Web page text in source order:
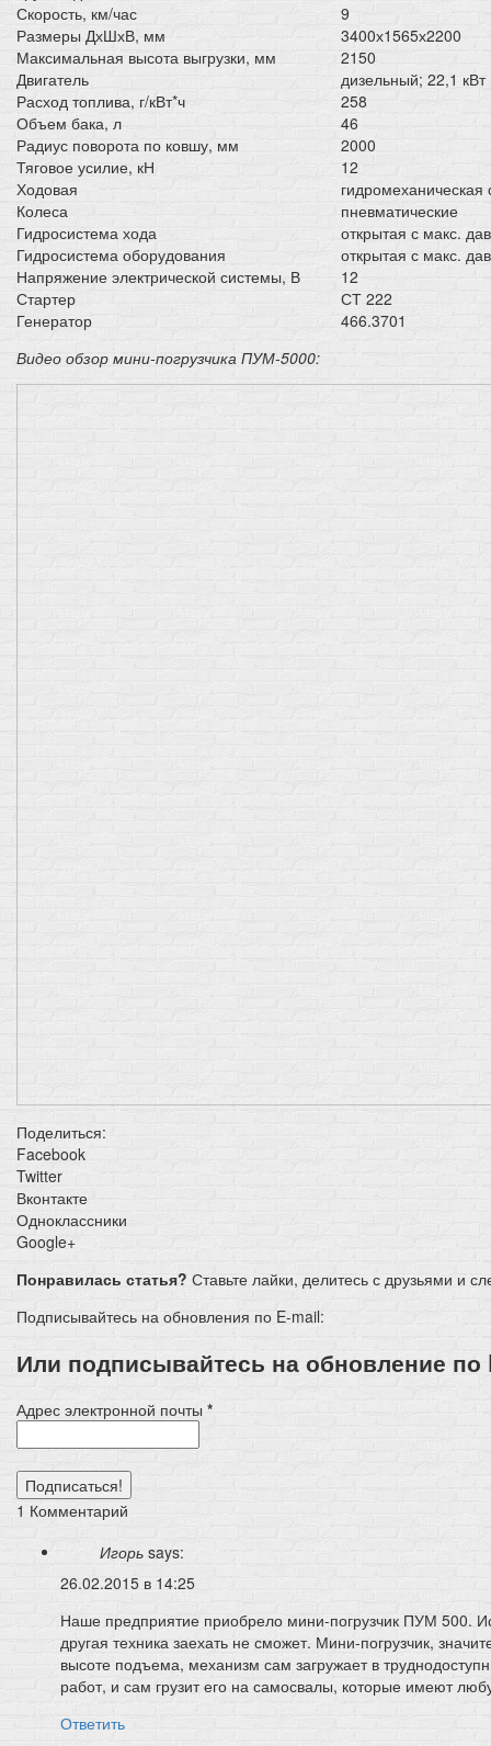
Скорость, км/час
9
Размеры ДхШхВ, мм
3400х1565х2200
Максимальная высота выгрузки, мм
2150
Двигатель
дизельный; 22,1
Расход топлива, г/кВт*ч
258
Объем бака, л
46
Радиус поворота по ковшу, мм
2000
Тяговое усилие, кН
12
Ходовая
Колеса
пневматические
Гидросистема хода
открытая с макс.
Гидросистема оборудования
открытая с макс.
Напряжение электрической системы, В
12
Стартер
СТ 222
Генератор
466.3701
Видео обзор мини-погрузчика ПУМ-5000:
Поделиться:
Facebook
Twitter
Вконтакте
Одноклассники
Google+
Понравилась статья? Ставьте лайки, делитесь с друзьями и
Подписывайтесь на обновления по E-mail:
Или подписывайтесь на обновление по
Адрес электронной почты *
1 Комментарий
Игорь says:
26.02.2015 в 14:25
Наше предприятие приобрело мини-погрузчик ПУМ 500.
другая техника заехать не сможет. Мини-погрузчик,
высоте подъема, механизм сам загружает в
работ, и сам грузит его на самосвалы, которые имеют
Ответить